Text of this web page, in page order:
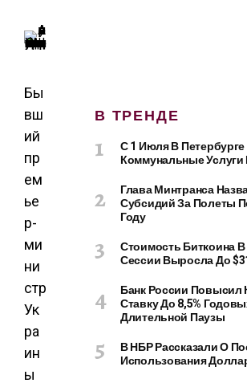
Бы
вш
ий
пр
ем
ье
р-
ми
ни
стр
Ук
ра
ин
ы
В ТРЕНДЕ
С 1 Июля В
Коммунальные Услуги
Глава Минтранса
Субсидий За Полеты
Году
Стоимость Биткоина
Сессии Выросла До
Банк России
Ставку До 8,5%
Длительной Паузы
В НБР Рассказали О
Использования